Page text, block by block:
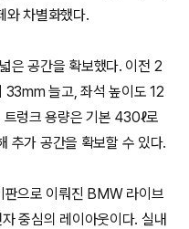
와 차별화했다.
은 공간을 확보했다. 이전 2
33mm 늘고, 좌석 높이도 12
렁크 용량은 기본 430ℓ로
추가 공간을 확보할 수 있다.
판으로 이뤄진 BMW 라이브
중심의 레이아웃이다. 실내